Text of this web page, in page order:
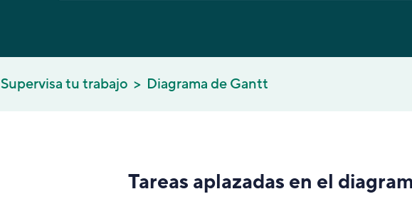
Supervisa tu trabajo Diagrama de Gantt
Tareas aplazadas en el